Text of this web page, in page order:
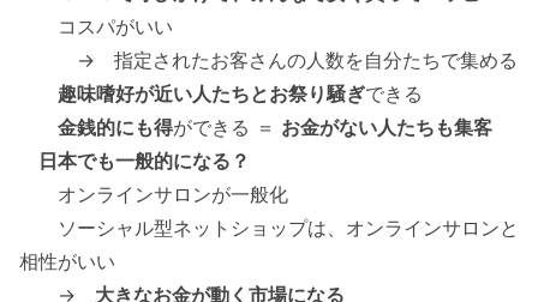
コスパがいい
→ 指定されたお客さんの人数を自分たちで集める
趣味嗜好が近い人たちとお祭り騒ぎできる
金銭的にも得ができる ＝ お金がない人たちも集客
日本でも一般的になる？
オンラインサロンが一般化
ソーシャル型ネットショップは、オンラインサロンと
相性がいい
→ 大きなお金が動く市場になる